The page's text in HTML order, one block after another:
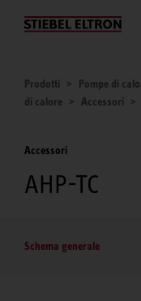
Azienda
Prodotti Pompe di
di calore
Accessori
Accessori
AHP-TC
Schema generale